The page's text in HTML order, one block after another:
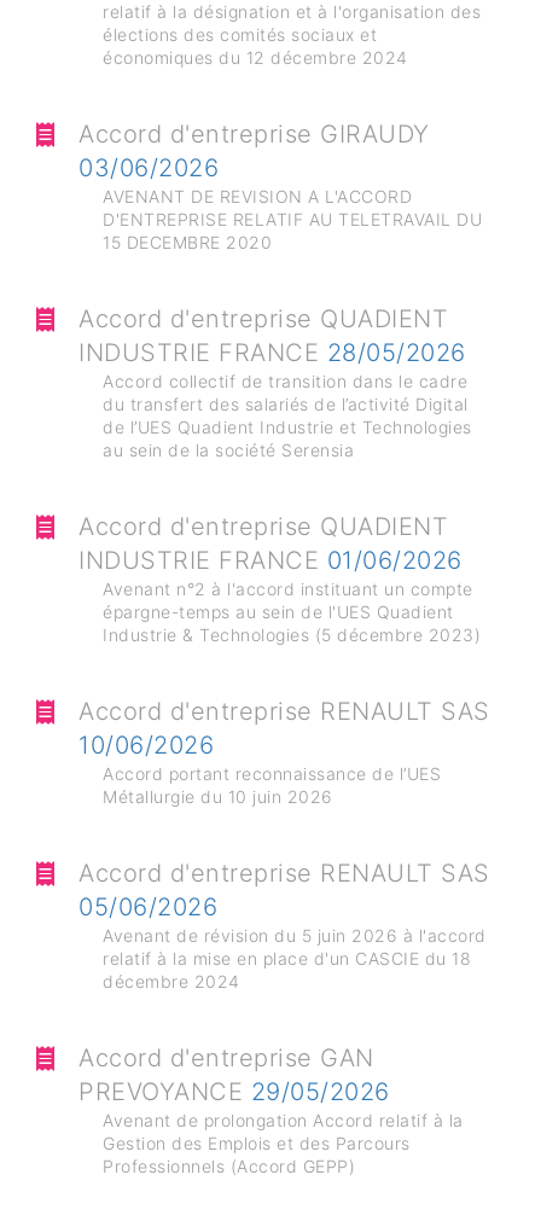
relatif à la désignation et à l'organisation des
élections des comités sociaux et
économiques du 12 décembre 2024
Accord d'entreprise GIRAUDY
03/06/2026
AVENANT DE REVISION A L'ACCORD
D'ENTREPRISE RELATIF AU TELETRAVAIL DU
15 DECEMBRE 2020
Accord d'entreprise QUADIENT
INDUSTRIE FRANCE 28/05/2026
Accord collectif de transition dans le cadre
du transfert des salariés de l’activité Digital
de l’UES Quadient Industrie et Technologies
au sein de la société Serensia
Accord d'entreprise QUADIENT
INDUSTRIE FRANCE 01/06/2026
Avenant n°2 à l'accord instituant un compte
épargne-temps au sein de l'UES Quadient
Industrie & Technologies (5 décembre 2023)
Accord d'entreprise RENAULT SAS
10/06/2026
Accord portant reconnaissance de l’UES
Métallurgie du 10 juin 2026
Accord d'entreprise RENAULT SAS
05/06/2026
Avenant de révision du 5 juin 2026 à l'accord
relatif à la mise en place d'un CASCIE du 18
décembre 2024
Accord d'entreprise GAN
PREVOYANCE 29/05/2026
Avenant de prolongation Accord relatif à la
Gestion des Emplois et des Parcours
Professionnels (Accord GEPP)